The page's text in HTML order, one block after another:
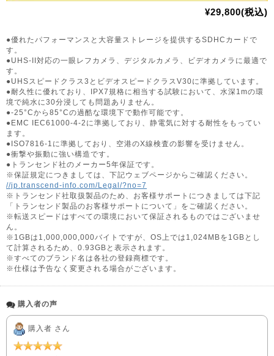
¥29,800(税込)
●優れたパフォーマンスと大容量ストレージを提供するSDHCカードで
す。
●UHS-II対応の一眼レフカメラ、デジタルカメラ、ビデオカメラに最適で
す。
●UHSスピードクラス3とビデオスピードクラスV30に準拠しています。
●耐久性に優れており、IPX7規格に相当する試験において、水深1mの環
境で純水に30分浸しても問題ありません。
●-25°Cから85°Cの過酷な環境下で動作可能です。
●EMC IEC61000-4-2に準拠しており、静電気に対する耐性をもってい
ます。
●ISO7816-1に準拠しており、空港のX線検査の影響を受けません。
●衝撃や振動に強い構造です。
●トランセンド社のメーカー5年保証です。
※保証規定につきましては、下記ウェブページからご確認ください。
//jp.transcend-info.com/Legal/?no=7
※トランセンド社取扱製品のため、お客様サポートにつきましては下記
「トランセンド製品のお客様サポートについて」をご確認ください。
※転送スピードはすべての環境において保証されるものではございませ
ん。
※1GBは1,000,000,000バイトですが、OS上では1,024MBを1GBとし
て計算されるため、0.93GBと表示されます。
※すべてのブランド名は各社の登録商標です。
※仕様は予告なく変更される場合がございます。
購入者の声
購入者 さん